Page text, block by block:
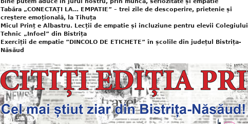
bine putem aduce în jurul nostru, prin muncă, seriozitate și empatie
Tabăra „CONECTAȚI LA… EMPATIE” – trei zile de descoperire, prietenie și
creștere emoțională, la Tihuța
Micul Prinț e Albastru. Lecții de empatie și incluziune pentru elevii Colegiului
Tehnic „Infoel” din Bistrița
Exerciții de empatie ”DINCOLO DE ETICHETE” în școlile din județul Bistrița-
Năsăud